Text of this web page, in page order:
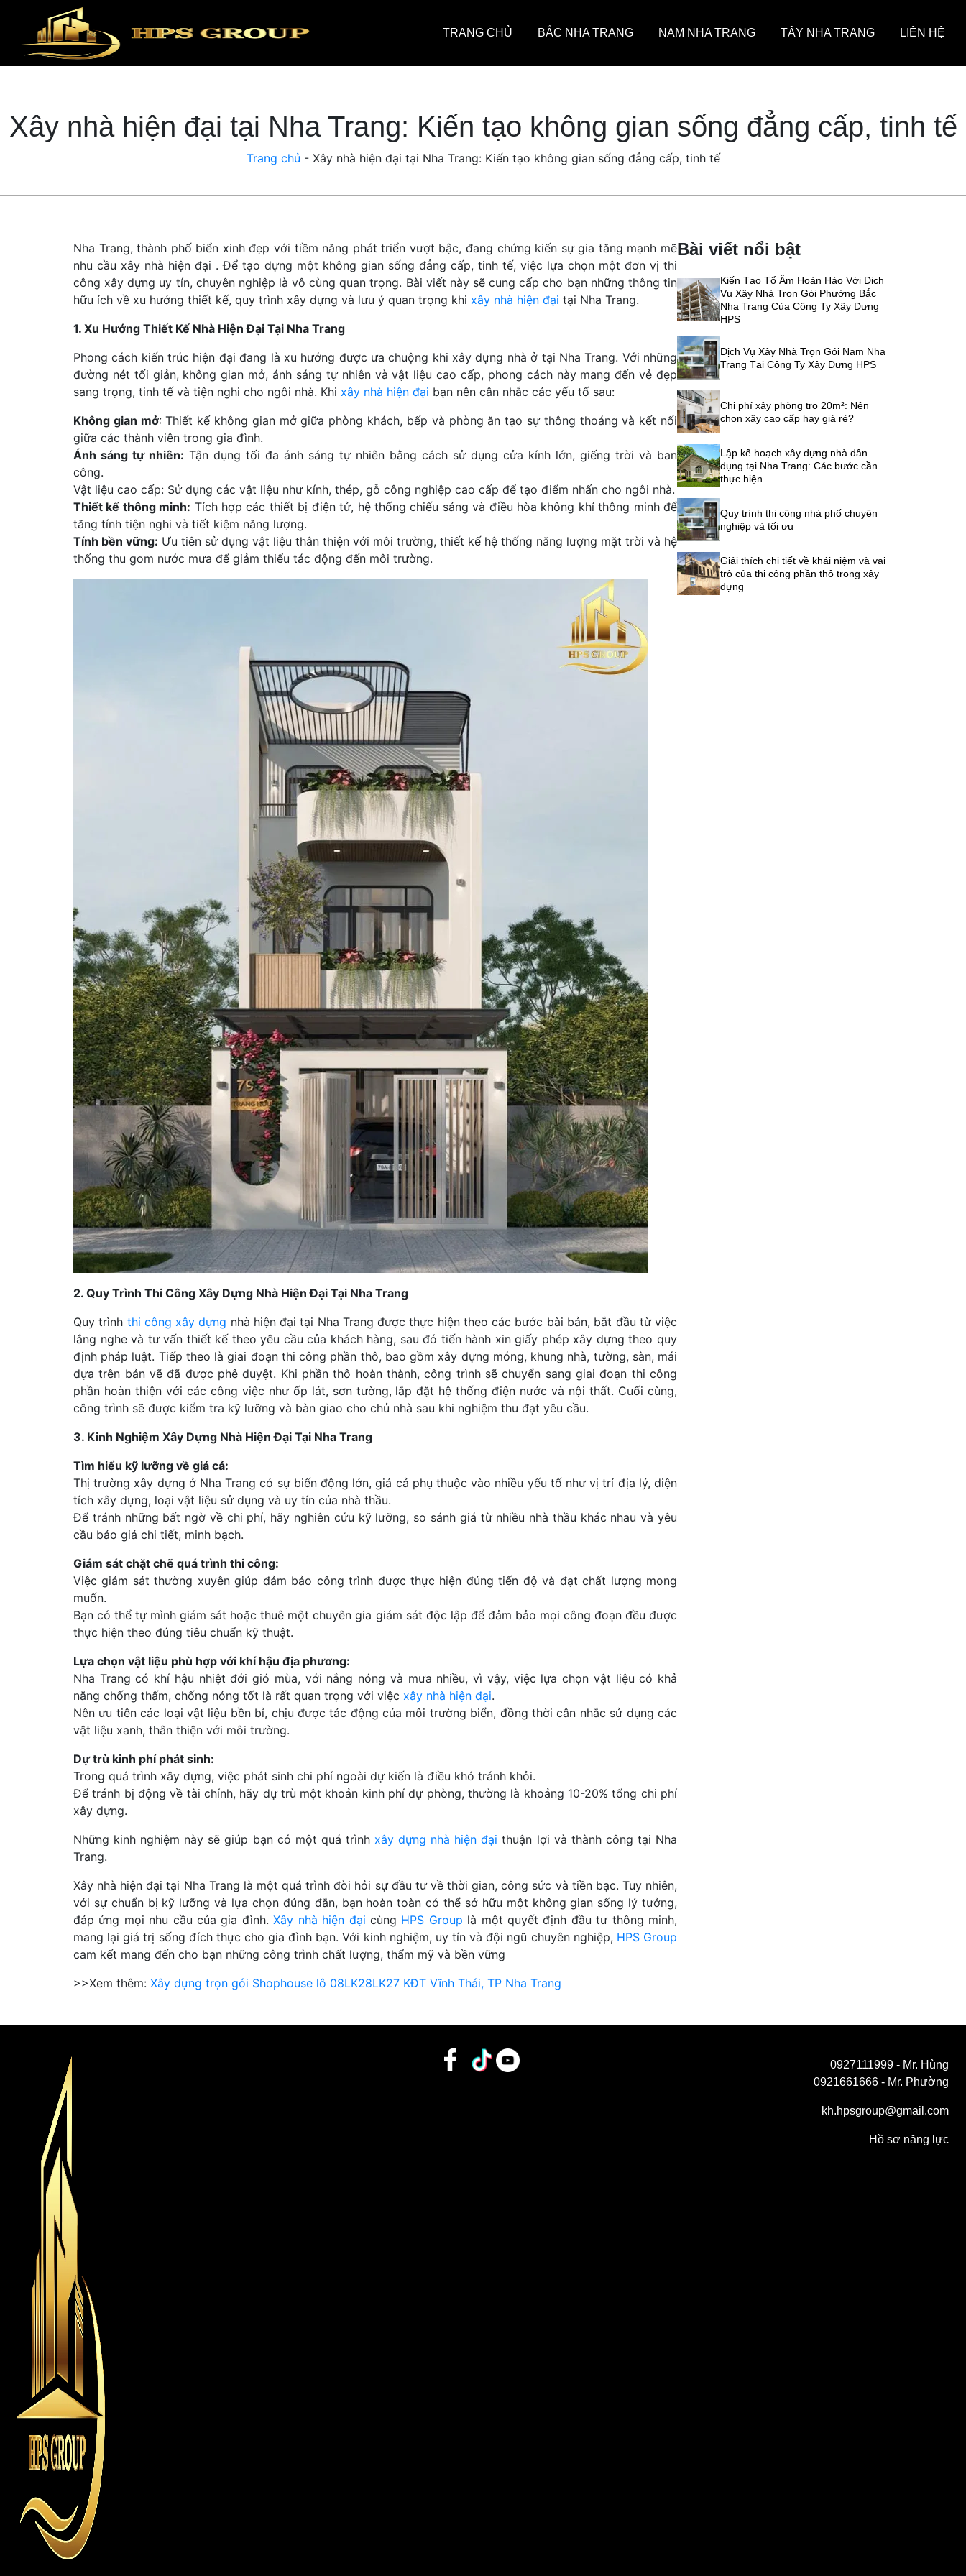
TRANG CHỦ BẮC NHA TRANG NAM NHA TRANG TÂY NHA TRANG LIÊN HỆ
Xây nhà hiện đại tại Nha Trang: Kiến tạo không gian sống đẳng cấp, tinh tế
Trang chủ - Xây nhà hiện đại tại Nha Trang: Kiến tạo không gian sống đẳng cấp, tinh tế
Nha Trang, thành phố biển xinh đẹp với tiềm năng phát triển vượt bậc, đang chứng kiến sự gia tăng mạnh mẽ
nhu cầu xây nhà hiện đại . Để tạo dựng một không gian sống đẳng cấp, tinh tế, việc lựa chọn một đơn vị thi
công xây dựng uy tín, chuyên nghiệp là vô cùng quan trọng. Bài viết này sẽ cung cấp cho bạn những thông tin
hữu ích về xu hướng thiết kế, quy trình xây dựng và lưu ý quan trọng khi xây nhà hiện đại tại Nha Trang.
1. Xu Hướng Thiết Kế Nhà Hiện Đại Tại Nha Trang
Phong cách kiến trúc hiện đại đang là xu hướng được ưa chuộng khi xây dựng nhà ở tại Nha Trang. Với những
đường nét tối giản, không gian mở, ánh sáng tự nhiên và vật liệu cao cấp, phong cách này mang đến vẻ đẹp
sang trọng, tinh tế và tiện nghi cho ngôi nhà. Khi xây nhà hiện đại bạn nên cân nhắc các yếu tố sau:
Không gian mở: Thiết kế không gian mở giữa phòng khách, bếp và phòng ăn tạo sự thông thoáng và kết nối
giữa các thành viên trong gia đình.
Ánh sáng tự nhiên: Tận dụng tối đa ánh sáng tự nhiên bằng cách sử dụng cửa kính lớn, giếng trời và ban
công.
Vật liệu cao cấp: Sử dụng các vật liệu như kính, thép, gỗ công nghiệp cao cấp để tạo điểm nhấn cho ngôi nhà.
Thiết kế thông minh: Tích hợp các thiết bị điện tử, hệ thống chiếu sáng và điều hòa không khí thông minh để
tăng tính tiện nghi và tiết kiệm năng lượng.
Tính bền vững: Ưu tiên sử dụng vật liệu thân thiện với môi trường, thiết kế hệ thống năng lượng mặt trời và hệ
thống thu gom nước mưa để giảm thiểu tác động đến môi trường.
2. Quy Trình Thi Công Xây Dựng Nhà Hiện Đại Tại Nha Trang
Quy trình thi công xây dựng nhà hiện đại tại Nha Trang được thực hiện theo các bước bài bản, bắt đầu từ việc
lắng nghe và tư vấn thiết kế theo yêu cầu của khách hàng, sau đó tiến hành xin giấy phép xây dựng theo quy
định pháp luật. Tiếp theo là giai đoạn thi công phần thô, bao gồm xây dựng móng, khung nhà, tường, sàn, mái
dựa trên bản vẽ đã được phê duyệt. Khi phần thô hoàn thành, công trình sẽ chuyển sang giai đoạn thi công
phần hoàn thiện với các công việc như ốp lát, sơn tường, lắp đặt hệ thống điện nước và nội thất. Cuối cùng,
công trình sẽ được kiểm tra kỹ lưỡng và bàn giao cho chủ nhà sau khi nghiệm thu đạt yêu cầu.
3. Kinh Nghiệm Xây Dựng Nhà Hiện Đại Tại Nha Trang
Tìm hiểu kỹ lưỡng về giá cả:
Thị trường xây dựng ở Nha Trang có sự biến động lớn, giá cả phụ thuộc vào nhiều yếu tố như vị trí địa lý, diện
tích xây dựng, loại vật liệu sử dụng và uy tín của nhà thầu.
Để tránh những bất ngờ về chi phí, hãy nghiên cứu kỹ lưỡng, so sánh giá từ nhiều nhà thầu khác nhau và yêu
cầu báo giá chi tiết, minh bạch.
Giám sát chặt chẽ quá trình thi công:
Việc giám sát thường xuyên giúp đảm bảo công trình được thực hiện đúng tiến độ và đạt chất lượng mong
muốn.
Bạn có thể tự mình giám sát hoặc thuê một chuyên gia giám sát độc lập để đảm bảo mọi công đoạn đều được
thực hiện theo đúng tiêu chuẩn kỹ thuật.
Lựa chọn vật liệu phù hợp với khí hậu địa phương:
Nha Trang có khí hậu nhiệt đới gió mùa, với nắng nóng và mưa nhiều, vì vậy, việc lựa chọn vật liệu có khả
năng chống thấm, chống nóng tốt là rất quan trọng với việc xây nhà hiện đại.
Nên ưu tiên các loại vật liệu bền bỉ, chịu được tác động của môi trường biển, đồng thời cân nhắc sử dụng các
vật liệu xanh, thân thiện với môi trường.
Dự trù kinh phí phát sinh:
Trong quá trình xây dựng, việc phát sinh chi phí ngoài dự kiến là điều khó tránh khỏi.
Để tránh bị động về tài chính, hãy dự trù một khoản kinh phí dự phòng, thường là khoảng 10-20% tổng chi phí
xây dựng.
Những kinh nghiệm này sẽ giúp bạn có một quá trìnhxây dựng nhà hiện đại thuận lợi và thành công tại Nha
Trang.
Xây nhà hiện đại tại Nha Trang là một quá trình đòi hỏi sự đầu tư về thời gian, công sức và tiền bạc. Tuy nhiên,
với sự chuẩn bị kỹ lưỡng và lựa chọn đúng đắn, bạn hoàn toàn có thể sở hữu một không gian sống lý tưởng,
đáp ứng mọi nhu cầu của gia đình.Xây nhà hiện đại cùng HPS Group là một quyết định đầu tư thông minh,
mang lại giá trị sống đích thực cho gia đình bạn. Với kinh nghiệm, uy tín và đội ngũ chuyên nghiệp, HPS Group
cam kết mang đến cho bạn những công trình chất lượng, thẩm mỹ và bền vững
>>Xem thêm: Xây dựng trọn gói Shophouse lô 08LK28LK27 KĐT Vĩnh Thái, TP Nha Trang
Bài viết nổi bật
Kiến Tạo Tổ Ấm Hoàn Hảo Với Dịch
Vụ Xây Nhà Trọn Gói Phường Bắc
Nha Trang Của Công Ty Xây Dựng
HPS
Dịch Vụ Xây Nhà Trọn Gói Nam Nha
Trang Tại Công Ty Xây Dựng HPS
Chi phí xây phòng trọ 20m²: Nên
chọn xây cao cấp hay giá rẻ?
Lập kế hoạch xây dựng nhà dân
dụng tại Nha Trang: Các bước cần
thực hiện
Quy trình thi công nhà phố chuyên
nghiệp và tối ưu
Giải thích chi tiết về khái niệm và vai
trò của thi công phần thô trong xây
dựng
0927111999 - Mr. Hùng
0921661666 - Mr. Phường
kh.hpsgroup@gmail.com
Hồ sơ năng lực